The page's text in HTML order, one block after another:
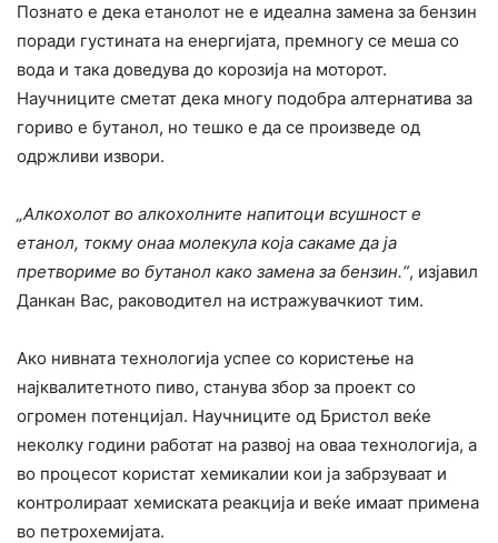
Познато е дека етанолот не е идеална замена за бензин
поради густината на енергијата, премногу се меша со
вода и така доведува до корозија на моторот.
Научниците сметат дека многу подобра алтернатива за
гориво е бутанол, но тешко е да се произведе од
одржливи извори.
„Алкохолот во алкохолните напитоци всушност е
етанол, токму онаа молекула која сакаме да ја
претвориме во бутанол како замена за бензин.“, изјавил
Данкан Вас, раководител на истражувачкиот тим.
Ако нивната технологија успее со користење на
најквалитетното пиво, станува збор за проект со
огромен потенцијал. Научниците од Бристол веќе
неколку години работат на развој на оваа технологија, а
во процесот користат хемикалии кои ја забрзуваат и
контролираат хемиската реакција и веќе имаат примена
во петрохемијата.